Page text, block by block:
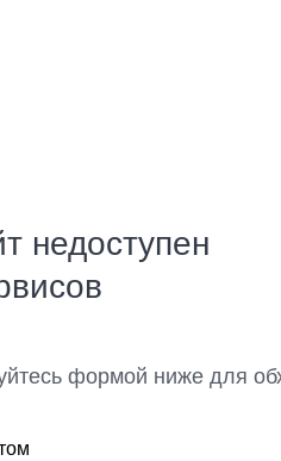
недоступен
формой ниже для